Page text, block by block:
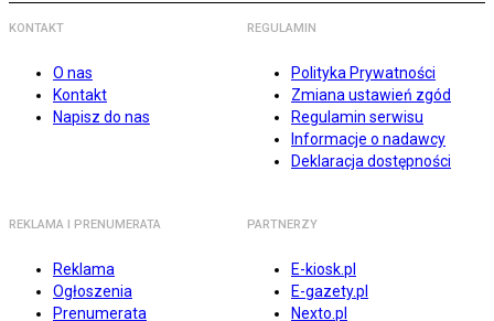
KONTAKT
O nas
Kontakt
Napisz do nas
REGULAMIN
Polityka Prywatności
Zmiana ustawień zgód
Regulamin serwisu
Informacje o nadawcy
Deklaracja dostępności
REKLAMA I PRENUMERATA
Reklama
Ogłoszenia
Prenumerata
PARTNERZY
E-kiosk.pl
E-gazety.pl
Nexto.pl